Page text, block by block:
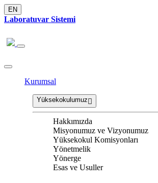
EN
Laboratuvar Sistemi
Kurumsal
Yüksekokulumuz
Hakkımızda
Misyonumuz ve Vizyonumuz
Yüksekokul Komisyonları
Yönetmelik
Yönerge
Esas ve Usuller